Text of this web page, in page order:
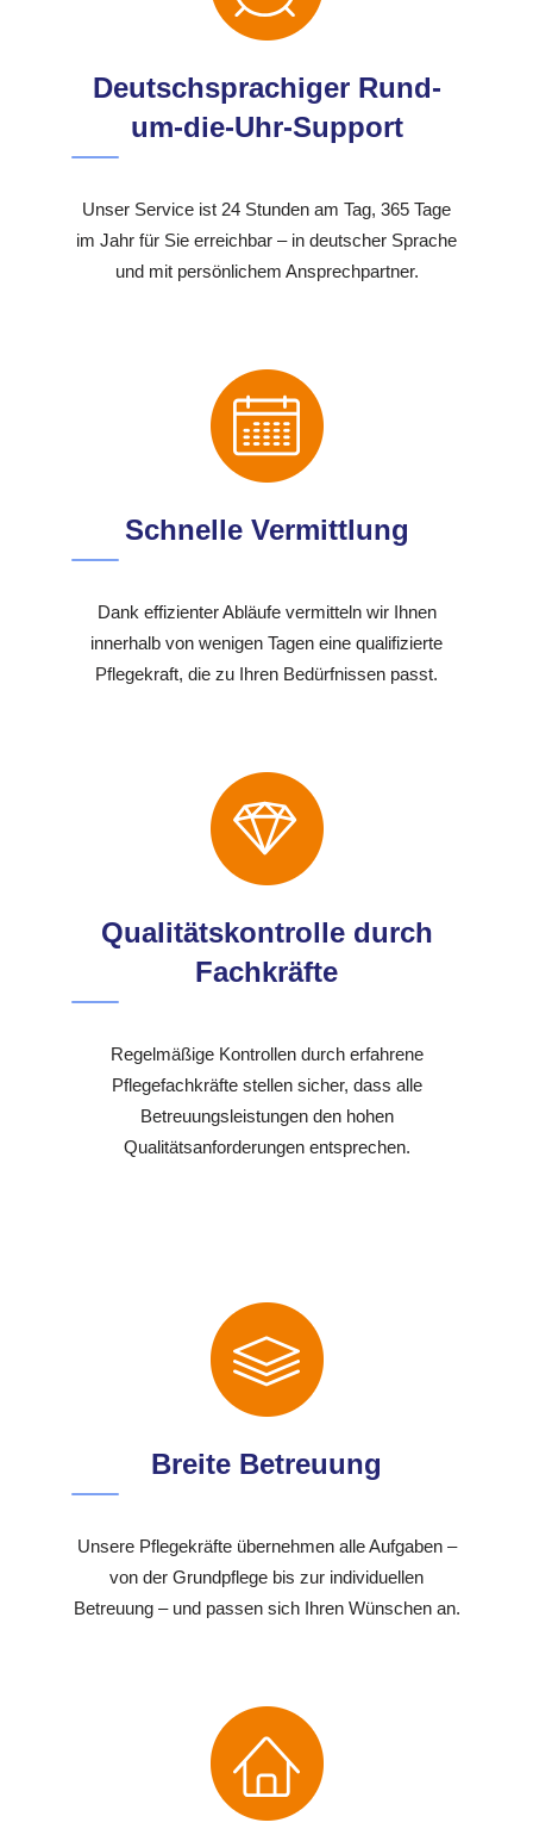
Deutschsprachiger Rund-
um-die-Uhr-Support
Unser Service ist 24 Stunden am Tag, 365 Tage
im Jahr für Sie erreichbar – in deutscher Sprache
und mit persönlichem Ansprechpartner.
Schnelle Vermittlung
Dank effizienter Abläufe vermitteln wir Ihnen
innerhalb von wenigen Tagen eine qualifizierte
Pflegekraft, die zu Ihren Bedürfnissen passt.
Qualitätskontrolle durch
Fachkräfte
Regelmäßige Kontrollen durch erfahrene
Pflegefachkräfte stellen sicher, dass alle
Betreuungsleistungen den hohen
Qualitätsanforderungen entsprechen.
Breite Betreuung
Unsere Pflegekräfte übernehmen alle Aufgaben –
von der Grundpflege bis zur individuellen
Betreuung – und passen sich Ihren Wünschen an.